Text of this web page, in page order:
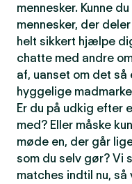
mennesker. Kunne
mennesker, der
helt sikkert hjælpe
chatte med andre
af, uanset om det
hyggelige
Er du på udkig efter
med? Eller måske
møde en, der går
som du selv gør? Vi
matches indtil nu, så